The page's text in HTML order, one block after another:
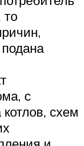
то
с
схем